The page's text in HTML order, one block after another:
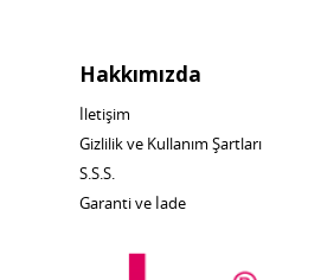
Hakkımızda
İletişim
Gizlilik ve Kullanım Şartları
S.S.S.
Garanti ve İade